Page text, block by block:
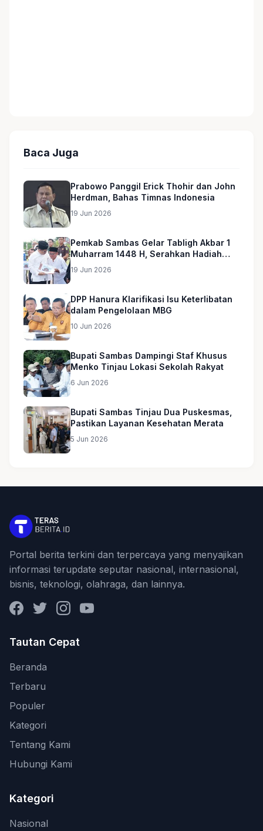
Baca Juga
Prabowo Panggil Erick Thohir dan John
Herdman, Bahas Timnas Indonesia
19 Jun 2026
Pemkab Sambas Gelar Tabligh Akbar 1
Muharram 1448 H, Serahkan Hadiah
Umroh untuk Guru Ngaji dan Imam
19 Jun 2026
DPP Hanura Klarifikasi Isu Keterlibatan
dalam Pengelolaan MBG
10 Jun 2026
Bupati Sambas Dampingi Staf Khusus
Menko Tinjau Lokasi Sekolah Rakyat
6 Jun 2026
Bupati Sambas Tinjau Dua Puskesmas,
Pastikan Layanan Kesehatan Merata
5 Jun 2026
Portal berita terkini dan terpercaya yang menyajikan
informasi terupdate seputar nasional, internasional,
bisnis, teknologi, olahraga, dan lainnya.
FacebookTwitterInstagramYouTube
Tautan Cepat
Beranda
Terbaru
Populer
Kategori
Tentang Kami
Hubungi Kami
Kategori
Nasional